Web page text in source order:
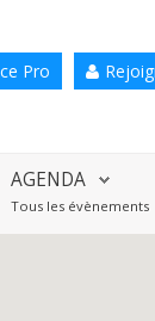
Pro
AGENDA
Tous les évènements